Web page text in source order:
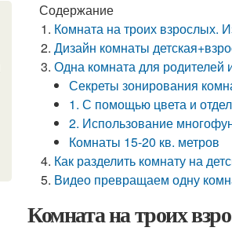
Содержание
Комната на троих взрослых.
Дизайн комнаты
Одна комната для родителей
Секреты зонирования
1. С помощью цвета и
2. Использование
Комнаты 15-20 кв. метров
Как разделить комнату на
Видео превращаем одну
Комната на троих